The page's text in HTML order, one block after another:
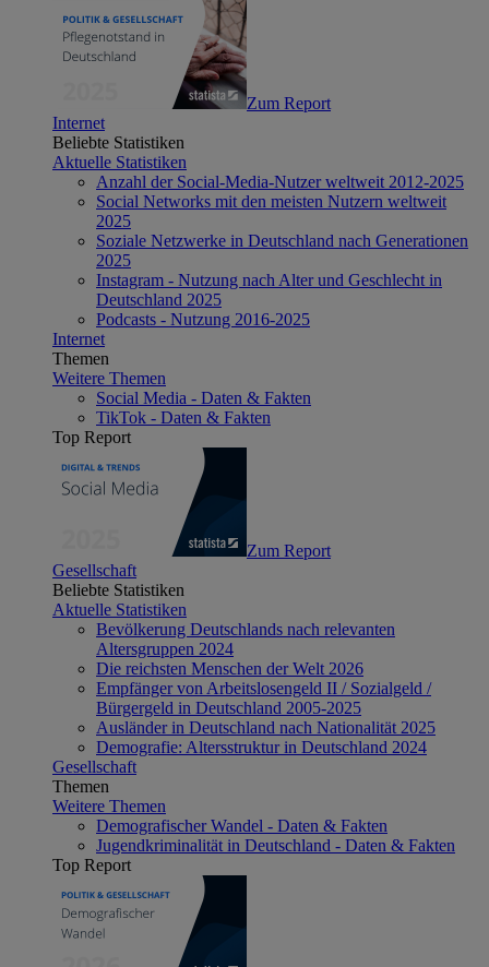
Zum Report
Internet
Beliebte Statistiken
Aktuelle Statistiken
Anzahl der Social-Media-Nutzer weltweit 2012-2025
Social Networks mit den meisten Nutzern weltweit
2025
Soziale Netzwerke in Deutschland nach Generationen
2025
Instagram - Nutzung nach Alter und Geschlecht in
Deutschland 2025
Podcasts - Nutzung 2016-2025
Internet
Themen
Weitere Themen
Social Media - Daten & Fakten
TikTok - Daten & Fakten
Top Report
Zum Report
Gesellschaft
Beliebte Statistiken
Aktuelle Statistiken
Bevölkerung Deutschlands nach relevanten
Altersgruppen 2024
Die reichsten Menschen der Welt 2026
Empfänger von Arbeitslosengeld II / Sozialgeld /
Bürgergeld in Deutschland 2005-2025
Ausländer in Deutschland nach Nationalität 2025
Demografie: Altersstruktur in Deutschland 2024
Gesellschaft
Themen
Weitere Themen
Demografischer Wandel - Daten & Fakten
Jugendkriminalität in Deutschland - Daten & Fakten
Top Report